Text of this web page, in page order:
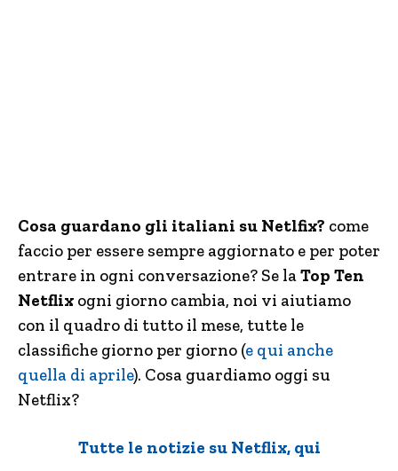
Cosa guardano gli italiani su Netlfix? come
faccio per essere sempre aggiornato e per poter
entrare in ogni conversazione? Se laTop Ten
Netflix ogni giorno cambia, noi vi aiutiamo
con il quadro di tutto il mese, tutte le
classifiche giorno per giorno (e qui anche
quella di aprile). Cosa guardiamo oggi su
Netflix?
Tutte le notizie su Netflix, qui